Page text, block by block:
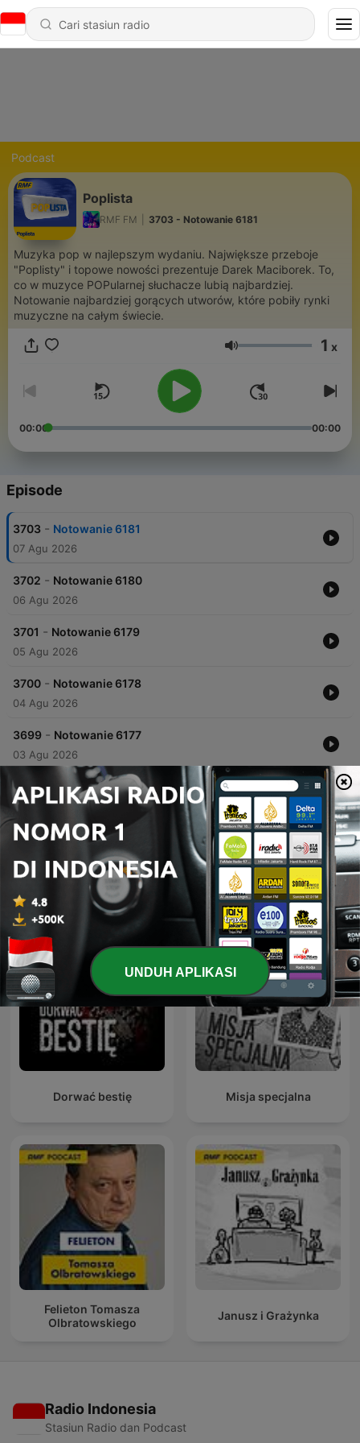
Podcast
Poplista
RMF FM 3703 - Notowanie 6181
Muzyka pop w najlepszym wydaniu. Największe przeboje
"Poplisty" i topowe nowości prezentuje Darek Maciborek. To,
co w muzyce POPularnej słuchacze lubią najbardziej.
Notowanie najbardziej gorących utworów, które pobiły rynki
muzyczne na całym świecie.
Volume 1 x
00:00 00:00
Episode
3703 - Notowanie 6181
07 Agu 2026
3702 - Notowanie 6180
06 Agu 2026
3701 - Notowanie 6179
05 Agu 2026
3700 - Notowanie 6178
04 Agu 2026
3699 - Notowanie 6177
03 Agu 2026
Tampilkan lebih banyak episode
Podcast RMF Cuba
Dorwać bestię Misja specjalna
Felieton Tomasza
Olbratowskiego
Janusz i Grażynka
Radio Indonesia
Stasiun Radio dan Podcast
UNDUH APLIKASI